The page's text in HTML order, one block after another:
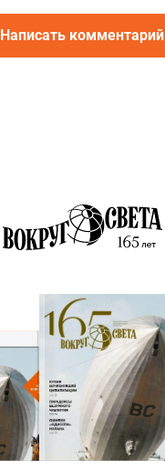
Написать комментарий